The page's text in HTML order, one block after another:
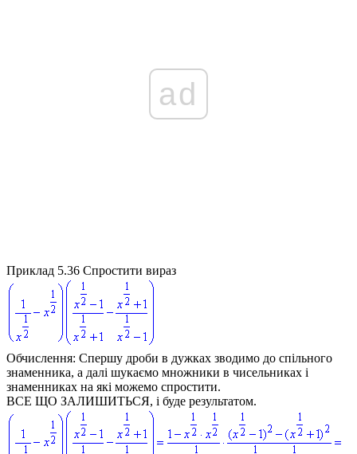
ad
Приклад 5.36 Спростити вираз
Обчислення: Спершу дроби в дужках зводимо до спільного
знаменника, а далі шукаємо множники в чисельниках і
знаменниках на які можемо спростити.
ВСЕ ЩО ЗАЛИШИТЬСЯ, і буде результатом.